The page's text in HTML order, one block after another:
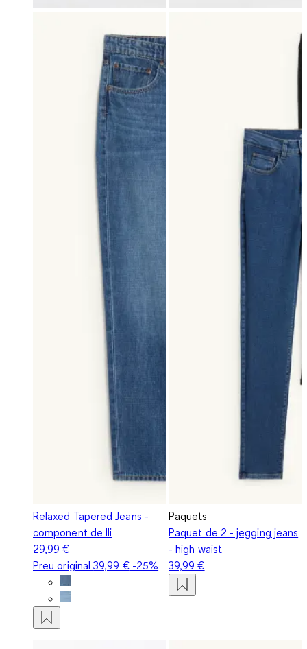
Relaxed Tapered Jeans -
component de lli
29,99 €
Preu original39,99 €-25%
Paquets
Paquet de 2 - jegging jeans
- high waist
39,99 €